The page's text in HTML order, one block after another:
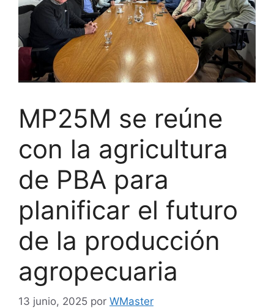
MP25M se reúne
con la agricultura
de PBA para
planificar el futuro
de la producción
agropecuaria
13 junio, 2025 por WMaster